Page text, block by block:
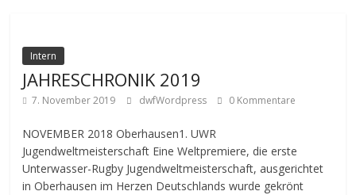
Intern
JAHRESCHRONIK 2019
7. November 2019 dwfWordpress 0 Kommentare
NOVEMBER 2018 Oberhausen1. UWR
Jugendweltmeisterschaft Eine Weltpremiere, die erste
Unterwasser-Rugby Jugendweltmeisterschaft, ausgerichtet
in Oberhausen im Herzen Deutschlands wurde gekrönt